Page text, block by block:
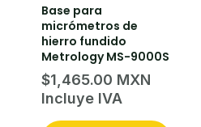
Base para
micrómetros de
hierro fundido
Metrology MS-9000S
$1,465.00